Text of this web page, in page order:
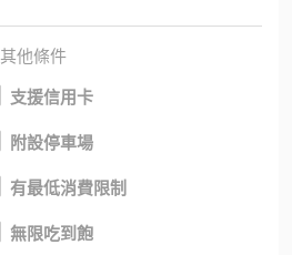
其他條件
支援信用卡
附設停車場
有最低消費限制
無限吃到飽